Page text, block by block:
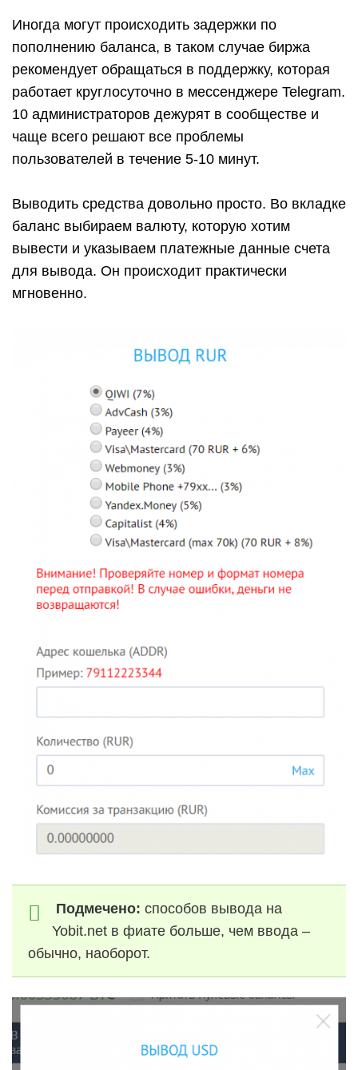
Иногда могут происходить задержки по
пополнению баланса, в таком случае биржа
рекомендует обращаться в поддержку, которая
работает круглосуточно в мессенджере Telegram.
10 администраторов дежурят в сообществе и
чаще всего решают все проблемы
пользователей в течение 5-10 минут.
Выводить средства довольно просто. Во вкладке
баланс выбираем валюту, которую хотим
вывести и указываем платежные данные счета
для вывода. Он происходит практически
мгновенно.
Подмечено: способов вывода на
Yobit.net в фиате больше, чем ввода –
обычно, наоборот.